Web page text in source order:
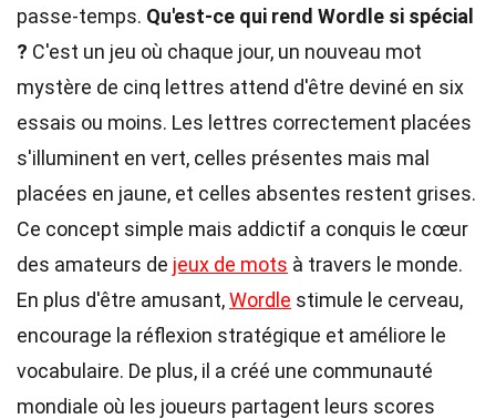
passe-temps. Qu'est-ce qui rend Wordle si spécial
? C'est un jeu où chaque jour, un nouveau mot
mystère de cinq lettres attend d'être deviné en six
essais ou moins. Les lettres correctement placées
s'illuminent en vert, celles présentes mais mal
placées en jaune, et celles absentes restent grises.
Ce concept simple mais addictif a conquis le cœur
des amateurs de jeux de mots à travers le monde.
En plus d'être amusant,Wordle stimule le cerveau,
encourage la réflexion stratégique et améliore le
vocabulaire. De plus, il a créé une communauté
mondiale où les joueurs partagent leurs scores